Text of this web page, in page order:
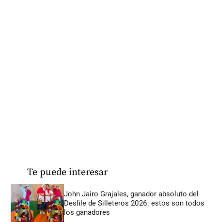
Te puede interesar
John Jairo Grajales, ganador absoluto del
Desfile de Silleteros 2026: estos son todos
los ganadores